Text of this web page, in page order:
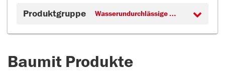
Produktgruppe Wasserundurchlässige Verlegung (2)
Baumit Produkte